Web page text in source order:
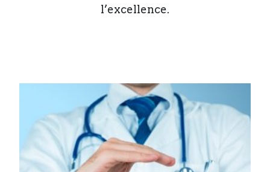
l’excellence.